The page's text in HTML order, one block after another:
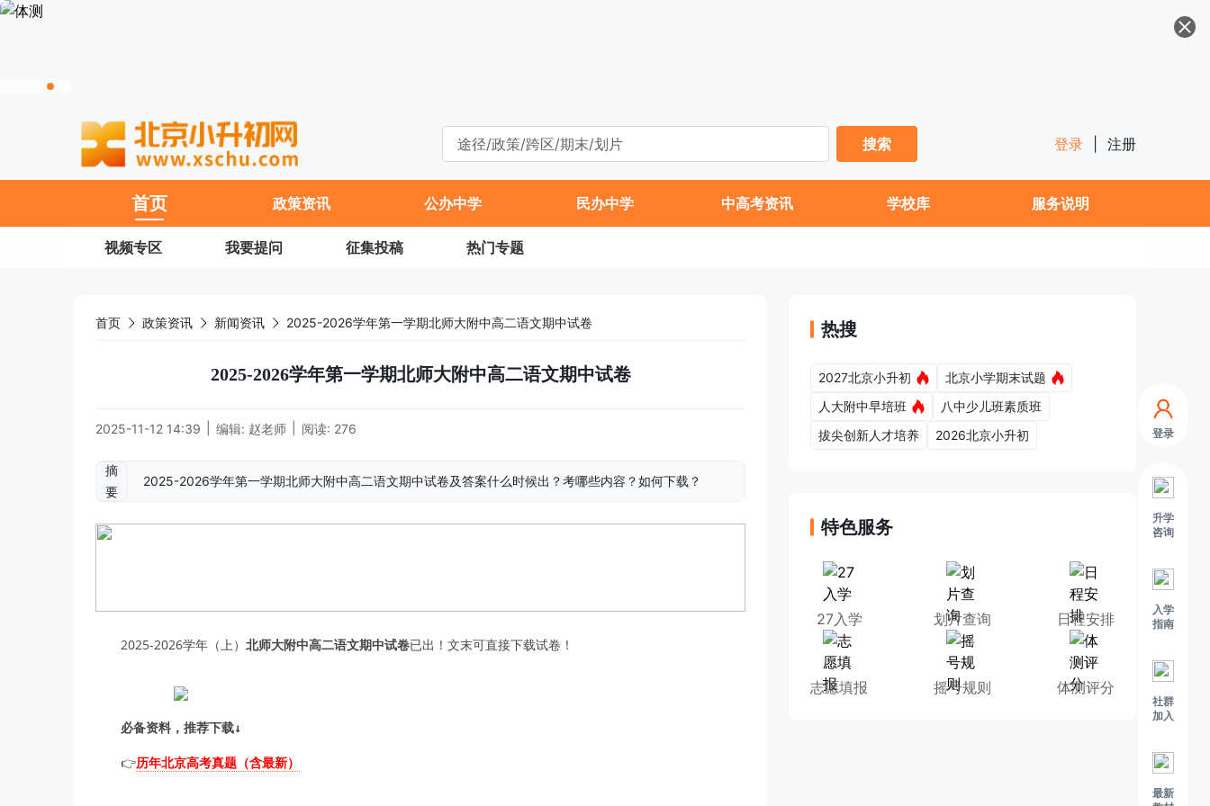
登录
升学
咨询
入学
指南
社群
加入
最新
搜索
登录 注册
首页 政策资讯 公办中学 民办中学 中高考资讯 学校库 服务说明
视频专区 我要提问 征集投稿 热门专题
首页 政策资讯 新闻资讯 2025-2026学年第一学期北师大附中高二语文期中试卷
2025-2026学年第一学期北师大附中高二语文期中试卷
2025-11-12 14:39 编辑: 赵老师 阅读: 276
摘
要
2025-2026学年第一学期北师大附中高二语文期中试卷及答案什么时候出？考哪些内容？如何下载？
2025-2026学年（上） 北师大附中高二语文期中试卷已出！文末可直接下载试卷！
必备资料，推荐下载↓
👉历年北京高考真题（含最新）
热搜
2027北京小升初
北京小学期末试题
人大附中早培班
八中少儿班素质班
拔尖创新人才培养
2026北京小升初
特色服务
27入学 划片查询 日程安排
志愿填报 摇号规则 体测评分